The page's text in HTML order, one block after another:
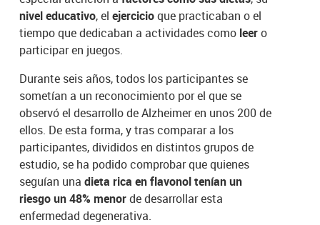
nivel educativo, elejercicioque practicaban o el
tiempo que dedicaban a actividades como leero
participar en juegos.
Durante seis años, todos los participantes se
sometían a un reconocimiento por el que se
observó el desarrollo de Alzheimer en unos 200 de
ellos. De esta forma, y tras comparar a los
participantes, divididos en distintos grupos de
estudio, se ha podido comprobar que quienes
seguían unadieta rica en flavonol tenían un
riesgo un 48% menorde desarrollar esta
enfermedad degenerativa.